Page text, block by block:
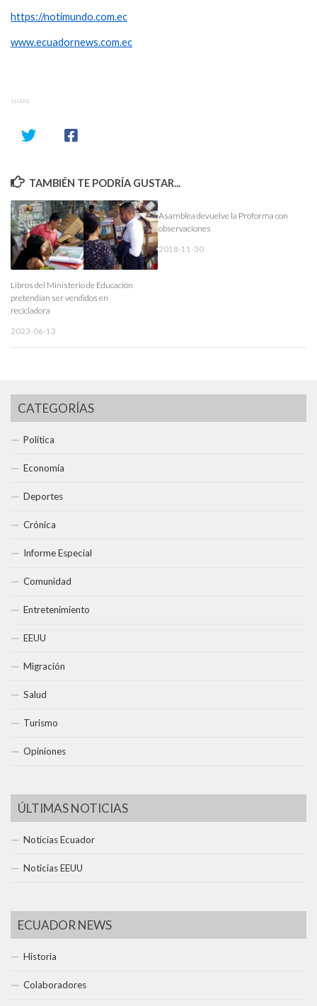
https://notimundo.com.ec
www.ecuadornews.com.ec
SHARE
TAMBIÉN TE PODRÍA GUSTAR...
Libros del Ministerio de Educación
pretendían ser vendidos en
recicladora
2023-06-13
Asamblea devuelve la Proforma con
observaciones
2018-11-30
CATEGORÍAS
Política
Economía
Deportes
Crónica
Informe Especial
Comunidad
Entretenimiento
EEUU
Migración
Salud
Turismo
Opiniones
ÚLTIMAS NOTICIAS
Noticias Ecuador
Noticias EEUU
ECUADOR NEWS
Historia
Colaboradores